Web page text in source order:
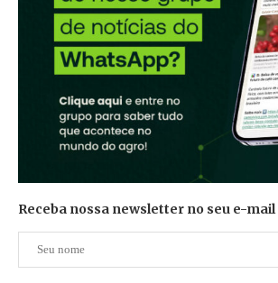
Receba nossa newsletter no seu e-mail